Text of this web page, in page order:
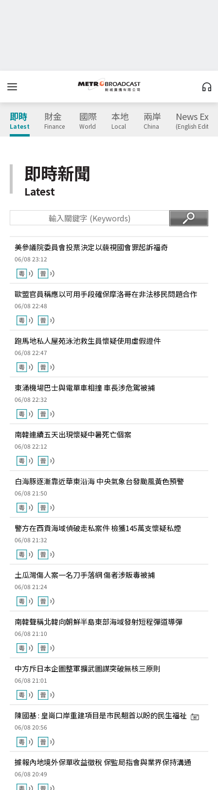
即時
Latest
財金
Finance
國際
World
本地
Local
兩岸
China
News
(English
即時新聞
Latest
美參議院委員會投票決定以藐視國會罪起訴福奇
06/08 23:12
歐盟官員稱應以可用手段確保摩洛哥在非法移民問題合作
06/08 22:48
跑馬地私人屋苑泳池救生員懷疑使用虛假證件
06/08 22:47
東涌機場巴士與電單車相撞 車長涉危駕被捕
06/08 22:32
南韓連續五天出現懷疑中暑死亡個案
06/08 22:12
白海豚逐漸靠近華東沿海 中央氣象台發颱風黃色預警
06/08 21:50
警方在西貢海域偵破走私案件 檢獲145萬支懷疑私煙
06/08 21:32
土瓜灣傷人案一名刀手落網 傷者涉販毒被捕
06/08 21:24
南韓聲稱北韓向朝鮮半島東部海域發射短程彈道導彈
06/08 21:10
中方斥日本企圖整軍擴武圖謀突破無核三原則
06/08 21:01
陳國基 : 皇崗口岸重建項目是市民翹首以盼的民生福祉
06/08 20:56
據報內地境外保單收益徵稅 保監局指會與業界保持溝通
06/08 20:49